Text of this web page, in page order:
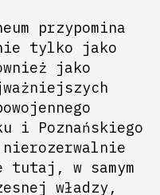
przypomina
tylko jako
jako
i Poznańskiego
nierozerwalnie
tutaj, w samym
władzy,